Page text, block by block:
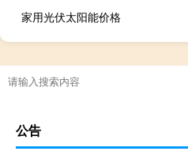
家用光伏太阳能价格
公告